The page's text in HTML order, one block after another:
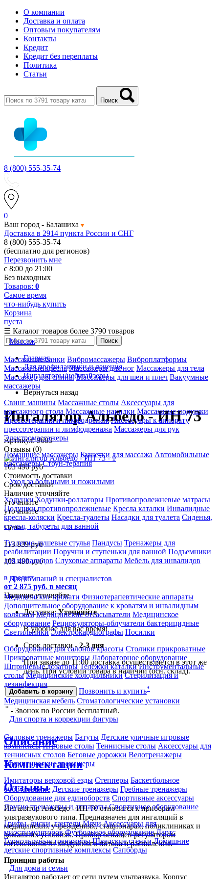
О компании
Доставка и оплата
Оптовым покупателям
Контакты
Кредит
Кредит без переплаты
Политика
Статьи
Поиск
8 (800) 555-35-74
0
Ваш город - Балашиха
Доставка в 2914 пункта России и СНГ
8 (800) 555-35-74
(бесплатно для регионов)
Перезвонить мне
с 8:00 до 21:00
Без выходных
Товаров: 0
Самое время
что-нибудь купить
Корзина
пуста
☰ Каталог товаров более 3790 товаров
Массаж
Массажные банки Вибромассажеры Виброплатформы
Массажные кресла Массажеры для ног Массажеры для тела
Массажер для спины Массажеры для шеи и плеч Вакуумные
массажеры
Свинг машины Массажные столы Аксессуары для
массажного стола Массажные накидки Массажные подушки
Прессотерапия и лимфодренаж Аксессуары к аппарату
прессотерапии и лимфодренажа Массажеры для рук
Электромассажеры
Домашние массажеры Кушетки для массажа Автомобильные
массажеры Стоун-терапия
Уход за больными и пожилыми
ХодункиХодунки-роллаторы Противопролежневые матрасы
Подушки противопролежневые Кресла каталки Инвалидные
кресла-коляски Кресла-туалеты Насадки для туалета Сиденья,
стулья, табуреты для ванной
Туалетно-душевые стулья Пандусы Тренажеры для
реабилитации Поручни и ступеньки для ванной Подъемники
для инвалидов Слуховые аппараты Мебель для инвалидов
Для компаний и специалистов
Медицинские кровати Физиотерапевтические аппараты
Дополнительное оборудование к кроватям и инвалидным
коляскам Медицинские отсасыватели Медицинское
оборудование Рециркуляторы-облучатели бактерицидные
Светильники Электрокардиографы Носилки
Оборудование для салонов красоты Столики прикроватные
Прикроватные мониторы Лабораторное оборудование
Шприцевые дозаторы Тележки каталки Инструментальные
столы Медицинские холодильники Стерилизация и
дезинфекция
Медицинская мебель Стоматологические установки
Для спорта и коррекции фигуры
Силовые тренажеры Батуты Детские уличные игровые
комплексы Игровые столы Теннисные столы Аксессуары для
теннисных столов Беговые дорожки Велотренажеры
Эллиптические тренажеры
Имитаторы верховой езды Степперы Баскетбольное
оборудование Детские тренажеры Гребные тренажеры
Оборудование для единоборств Спортивные аксессуары
Другие тренажеры и аппараты Спортивное оборудование
Грифы, диски, гантели Мячи Аксессуары для
миостимуляторов Футбольное оборудование Дартс
Горнолыжные тренажёры Шведские стенки Домашние
детские спортивные комплексы Сапборды
Для дома и семьи
Поиск
Главная
Для профилактики и лечения
Ингаляторы/небулайзеры
Вернуться назад
Ингалятор Альбедо - ИН 73
Артикул: 9683
Отзывы (0)
103 490 руб
Стоимость доставки
Срок доставки
Наличие уточняйте
уточняйте
уточняйте
Цена:
113 839руб
103 490руб
в кредит:
от 2 875 руб. в месяц
Наличие уточняйте
Доставка:Уточняйте
В удобное для вас время!
Срок доставки - 2-3 дня
При заказе до 11:00 доставка осуществляется в этот же
день. При условии товара в наличии (осн. склад).
Добавить в корзину Позвонить и купить*
* - Звонок по России бесплатный.
Описание
Комплектация
Отзывы
Ингалятор Альбедо - ИН 70 относится к приборам
ультразвукового типа. Предназначен для ингаляций в
медицинских учреждениях, стационарах, поликлиниках и
домашних условиях. Прибор оснащен регулятором
интенсивности воздушного потока и распыления.
Принцип работы
Ингалятор работает от сети путем ультразвука. Корпус